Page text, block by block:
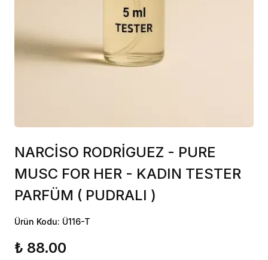
NARCİSO RODRİGUEZ - PURE
MUSC FOR HER - KADIN TESTER
PARFÜM ( PUDRALI )
Ürün Kodu: Ü116-T
₺ 88.00